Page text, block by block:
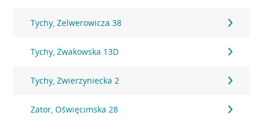
Tychy, Zelwerowicza 38
Tychy, Żwakowska 13D
Tychy, Zwierzyniecka 2
Zator, Oświęcimska 28